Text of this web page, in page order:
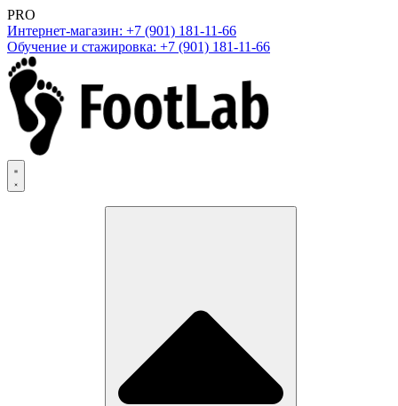
PRO
Интернет-магазин: +7 (901) 181-11-66
Обучение и стажировка: +7 (901) 181-11-66